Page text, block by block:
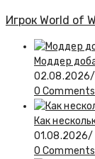
Игрок World of
Моддер
02.08.2026/
0 Comments
Как
01.08.2026/
0 Comments